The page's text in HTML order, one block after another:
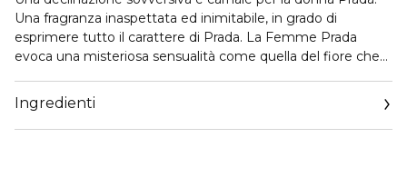
Una fragranza inaspettata ed inimitabile, in grado di
esprimere tutto il carattere di Prada. La Femme Prada
evoca una misteriosa sensualità come quella del fiore che
esaltato a sua volta dall'assoluta di tuberosa. Il flacone, dalla
forma semicircolare, è caratterizzato dall'inconfodibile logo
della casa di moda e rivestito da pelle effetto saffiano.
Ingredienti